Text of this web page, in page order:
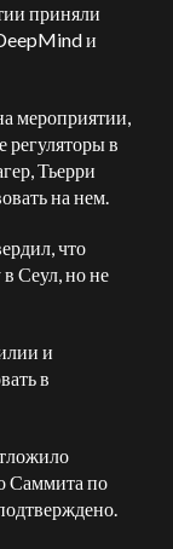
приняли
и
мероприятии,
регуляторы в
Тьерри
на нем.
что
в Сеул, но не
и
в
Саммита по